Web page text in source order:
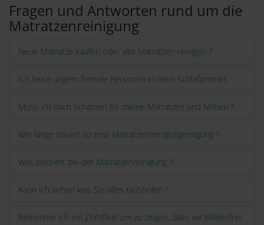
Fragen und Antworten rund um die
Matratzenreinigung
Neue Matratze kaufen oder alte Matratzen reinigen ?
Ich lasse ungern fremde Personen in mein Schlafzimmer.
Muss ich mich schämen für meine Matratzen und Milben ?
Wie lange dauert so eine Matratzenreinigungeinigung ?
Was passiert bei der Matratzenreinigung ?
Kann ich sehen was Sie alles rausholen ?
Bekomme ich ein Zertifikat um zu zeigen, dass wir Milbenfrei